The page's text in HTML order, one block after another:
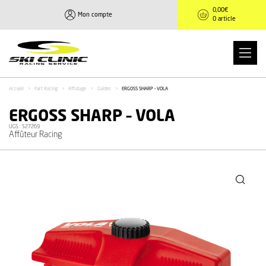
Accueil > Fart Racing > Affutage > Guides > ERGOSS SHARP – VOLA
ERGOSS SHARP – VOLA
UGS : S27269
Affûteur Racing
Mon compte
0,00€
0 article